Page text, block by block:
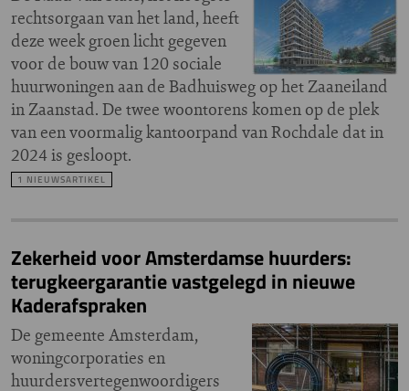
rechtsorgaan van het land, heeft
deze week groen licht gegeven
voor de bouw van 120 sociale
huurwoningen aan de Badhuisweg op het Zaaneiland
in Zaanstad. De twee woontorens komen op de plek
van een voormalig kantoorpand van Rochdale dat in
2024 is gesloopt.
1 NIEUWSARTIKEL
Zekerheid voor Amsterdamse huurders:
terugkeergarantie vastgelegd in nieuwe
Kaderafspraken
De gemeente Amsterdam,
woningcorporaties en
huurdersvertegenwoordigers